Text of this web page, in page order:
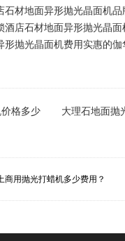
材地面异形抛光晶面机
店石材地面异形抛光晶
抛光晶面机费用实惠的伽
格多少 大理石地面抛
商用抛光打蜡机多少费用？